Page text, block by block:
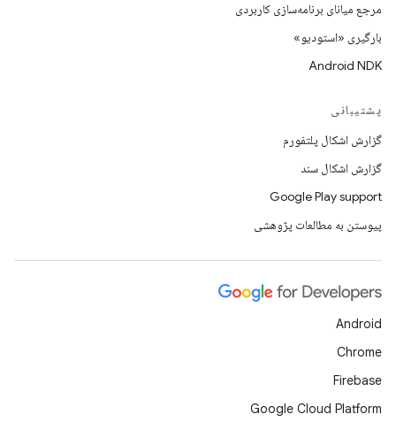
مرجع میانای برنامه‌سازی کاربردی
بارگیری «استودیو»
Android NDK
پشتیبانی
گزارش اشکال پلتفورم
گزارش اشکال سند
Google Play support
پیوستن به مطالعات پژوهشی
Android
Chrome
Firebase
Google Cloud Platform